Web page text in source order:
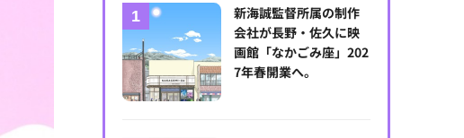
新海誠監督所属の制作
会社が長野・佐久に映
画館「なかごみ座」202
7年春開業へ。